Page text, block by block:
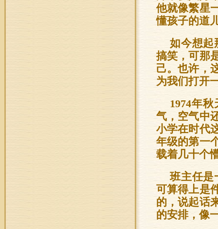
他就像繁星
懂孩子的道
如今想起
搞笑，可那
己。也许，
为我们打开
1974年
气，空气中
小学在时代
年级的第一
载着几十个
班主任是
可算得上是
的，说起话
的安排，像